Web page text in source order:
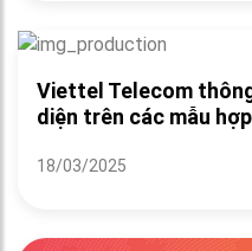
Viettel Telecom
diện trên các mẫu
18/03/2025